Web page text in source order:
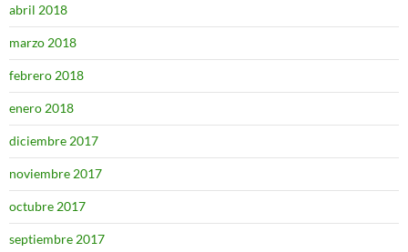
abril 2018
marzo 2018
febrero 2018
enero 2018
diciembre 2017
noviembre 2017
octubre 2017
septiembre 2017